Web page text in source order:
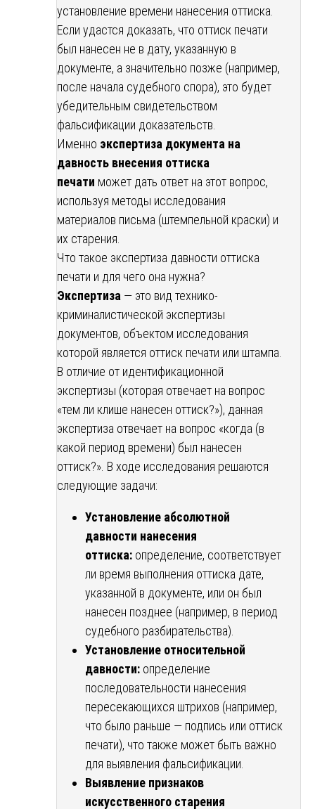
установление времени нанесения оттиска.
Если удастся доказать, что оттиск печати
был нанесен не в дату, указанную в
документе, а значительно позже (например,
после начала судебного спора), это будет
убедительным свидетельством
фальсификации доказательств.
Именно экспертиза документа на
давность внесения оттиска
печати может дать ответ на этот вопрос,
используя методы исследования
материалов письма (штемпельной краски) и
их старения.
Что такое экспертиза давности оттиска
печати и для чего она нужна?
Экспертиза — это вид технико-
криминалистической экспертизы
документов, объектом исследования
которой является оттиск печати или штампа.
В отличие от идентификационной
экспертизы (которая отвечает на вопрос
«тем ли клише нанесен оттиск?»), данная
экспертиза отвечает на вопрос «когда (в
какой период времени) был нанесен
оттиск?». В ходе исследования решаются
следующие задачи:
Установление абсолютной
давности нанесения
оттиска: определение, соответствует
ли время выполнения оттиска дате,
указанной в документе, или он был
нанесен позднее (например, в период
судебного разбирательства).
Установление относительной
давности: определение
последовательности нанесения
пересекающихся штрихов (например,
что было раньше — подпись или оттиск
печати), что также может быть важно
для выявления фальсификации.
Выявление признаков
искусственного старения